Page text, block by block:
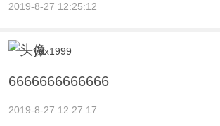
2019-8-27 12:25:12
ydx1999
6666666666666
2019-8-27 12:27:17